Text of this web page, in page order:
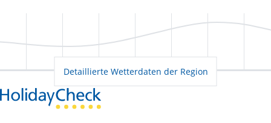
Detaillierte Wetterdaten der Region